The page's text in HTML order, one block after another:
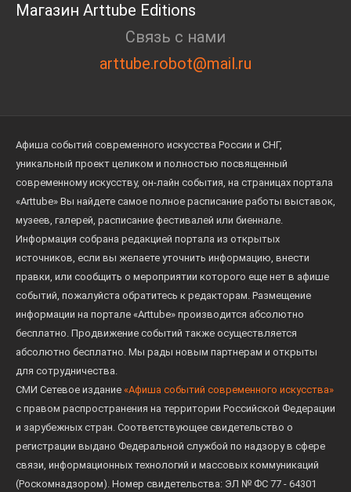
Магазин Arttube Editions
Связь с нами
arttube.robot@mail.ru
Афиша событий современного искусства России и СНГ,
уникальный проект целиком и полностью посвященный
современному искусству, он-лайн события, на страницах портала
«Arttube» Вы найдете самое полное расписание работы выставок,
музеев, галерей, расписание фестивалей или биеннале.
Информация собрана редакцией портала из открытых
источников, если вы желаете уточнить информацию, внести
правки, или сообщить о мероприятии которого еще нет в афише
событий, пожалуйста обратитесь к редакторам. Размещение
информации на портале «Arttube» производится абсолютно
бесплатно. Продвижение событий также осуществляется
абсолютно бесплатно. Мы рады новым партнерам и открыты
для сотрудничества.
СМИ Сетевое издание «Афиша событий современного искусства»
с правом распространения на территории Российской Федерации
и зарубежных стран. Соответствующее свидетельство о
регистрации выдано Федеральной службой по надзору в сфере
связи, информационных технологий и массовых коммуникаций
(Роскомнадзором). Номер свидетельства: ЭЛ № ФС 77 - 64301